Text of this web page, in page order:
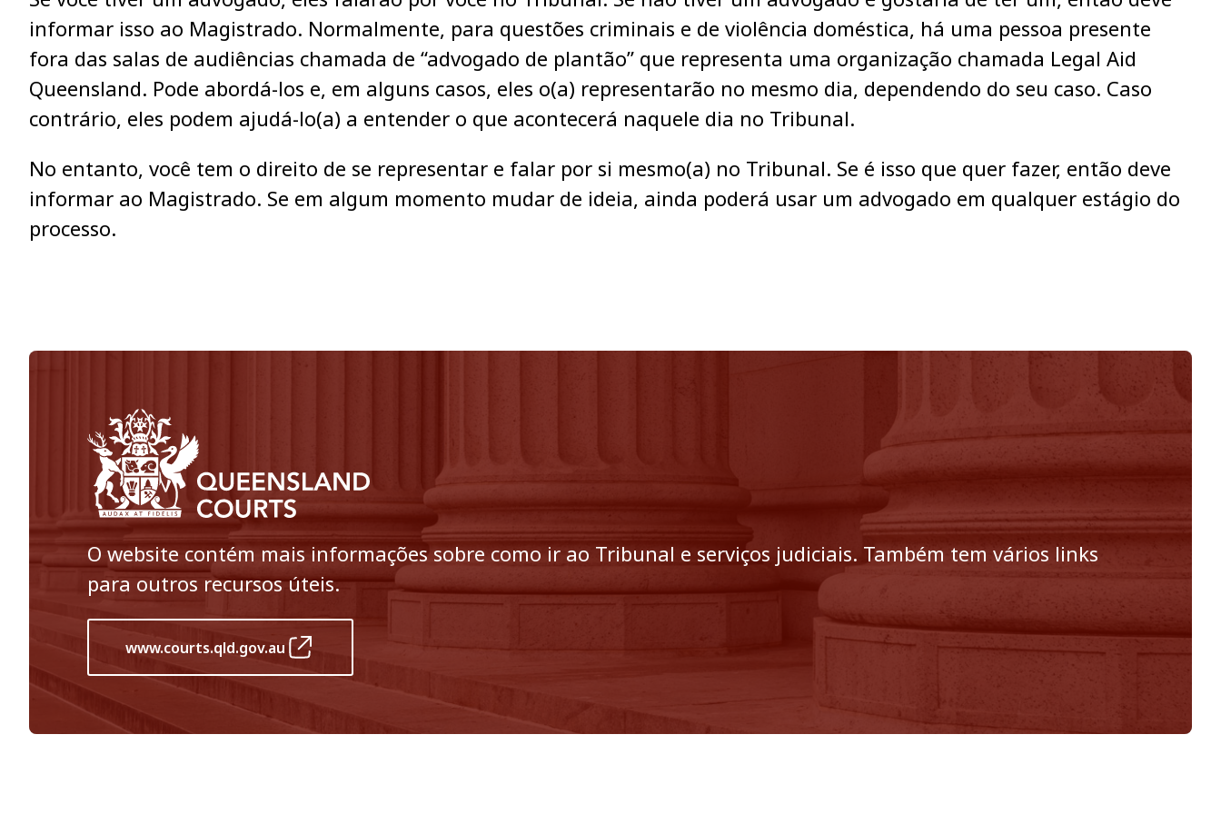
informar isso ao Magistrado. Normalmente, para questões criminais e de violência doméstica, há uma pessoa presente
fora das salas de audiências chamada de “advogado de plantão” que representa uma organização chamada Legal Aid
Queensland. Pode abordá-los e, em alguns casos, eles o(a) representarão no mesmo dia, dependendo do seu caso. Caso
contrário, eles podem ajudá-lo(a) a entender o que acontecerá naquele dia no Tribunal.
No entanto, você tem o direito de se representar e falar por si mesmo(a) no Tribunal. Se é isso que quer fazer, então deve
informar ao Magistrado. Se em algum momento mudar de ideia, ainda poderá usar um advogado em qualquer estágio do
processo.
O website contém mais informações sobre como ir ao Tribunal e serviços judiciais. Também tem vários links
para outros recursos úteis.
www.courts.qld.gov.au